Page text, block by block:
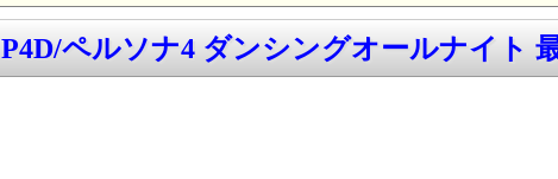
P4D/ペルソナ4 ダンシングオールナイト